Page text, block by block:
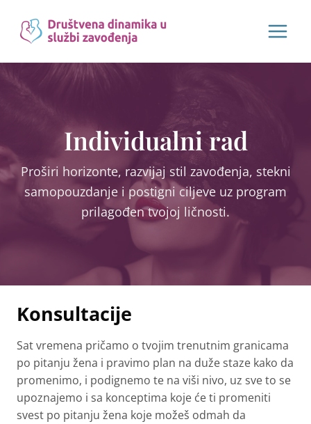
content
Individualni rad
Proširi horizonte, razvijaj stil zavođenja, stekni
samopouzdanje i postigni ciljeve uz program
prilagođen tvojoj ličnosti.
Konsultacije
Sat vremena pričamo o tvojim trenutnim granicama
po pitanju žena i pravimo plan na duže staze kako da
promenimo, i podignemo te na viši nivo, uz sve to se
upoznajemo i sa konceptima koje će ti promeniti
svest po pitanju žena koje možeš odmah da